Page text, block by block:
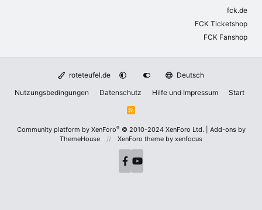
fck.de
FCK Ticketshop
FCK Fanshop
roteteufel.de
Deutsch
Nutzungsbedingungen
Datenschutz Hilfe und Impressum Start
R
Community platform by XenForo® © 2010-2024 XenForo Ltd.
Add-ons by
ThemeHouse
XenForo theme by xenfocus